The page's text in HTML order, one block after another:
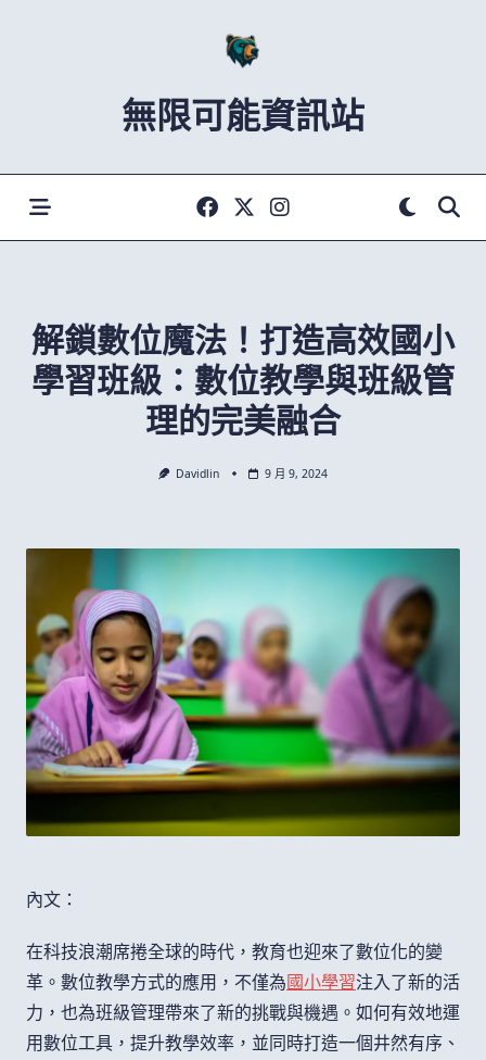
無限可能資訊站
解鎖數位魔法！打造高效國小
學習班級：數位教學與班級管
理的完美融合
Davidlin 9 月 9, 2024
內文：
在科技浪潮席捲全球的時代，教育也迎來了數位化的變
革。數位教學方式的應用，不僅為國小學習注入了新的活
力，也為班級管理帶來了新的挑戰與機遇。如何有效地運
用數位工具，提升教學效率，並同時打造一個井然有序、